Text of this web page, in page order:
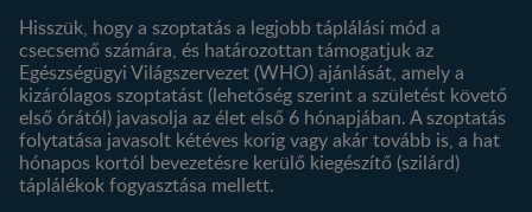
Történetünk
Profilom
Termékeink
Termék kereső
Hisszük, hogy a szoptatás a legjobb táplálási mód a
csecsemő számára, és határozottan támogatjuk az
Egészségügyi Világszervezet (WHO) ajánlását, amely a
kizárólagos szoptatást (lehetőség szerint a születést követő
első órától) javasolja az élet első 6 hónapjában. A szoptatás
folytatása javasolt kétéves korig vagy akár tovább is, a hat
hónapos kortól bevezetésre kerülő kiegészítő (szilárd)
táplálékok fogyasztása mellett.